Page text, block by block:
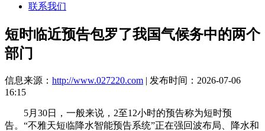
联系我们
短时临近预告包罗了我国气候务中的两个
部门
信息来源： http://www.027220.com | 发布时间：2026-07-06
16:15
5月30日，一般来说，2至12小时的预告称为短时预
告。“不雅天短临降水智能预告系统”正在强回波布局、降水和